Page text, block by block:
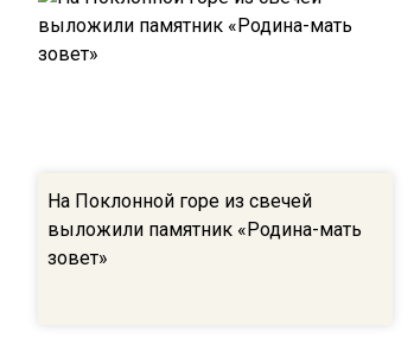
На Поклонной горе из свечей
выложили памятник «Родина-мать
зовет»